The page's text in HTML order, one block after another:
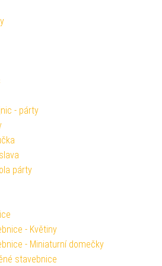
- párty
párty
- Květiny
- Miniaturní domečky
stavebnice